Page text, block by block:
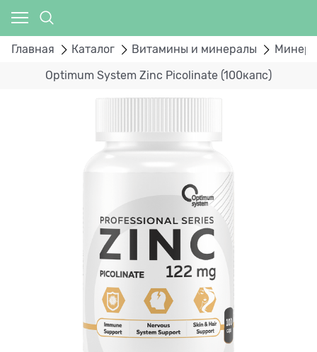
Главная Каталог Витамины и минералы
Optimum System Zinc Picolinate (100капс)